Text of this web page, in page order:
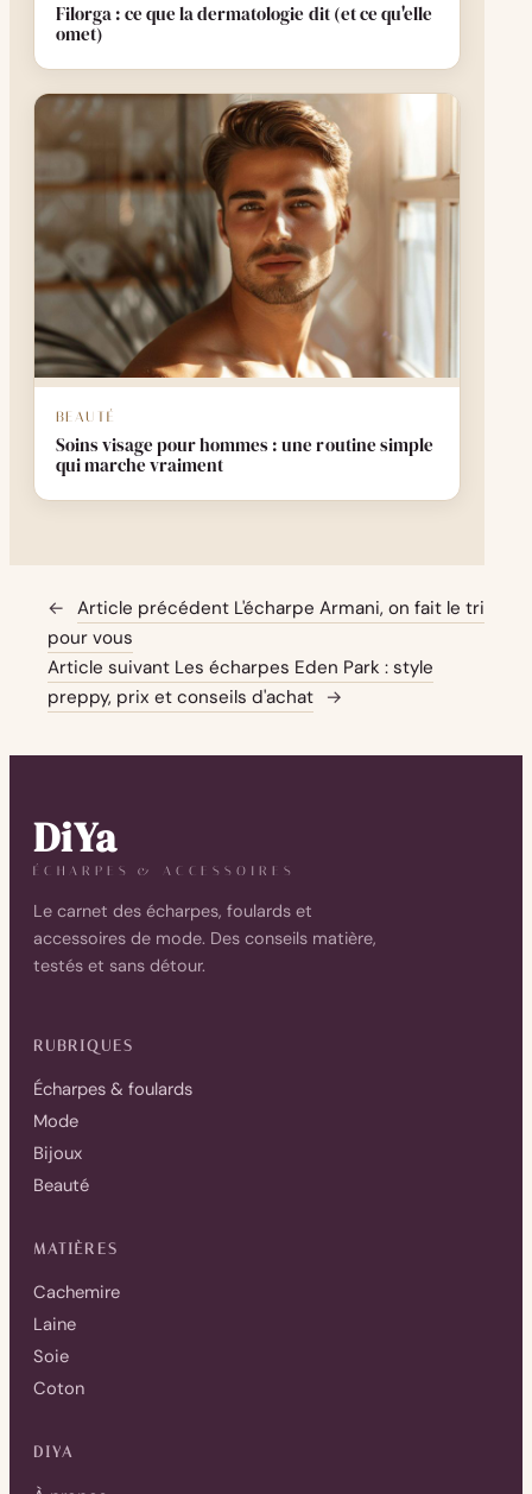
Filorga : ce que la dermatologie dit (et ce qu'elle
omet)
BEAUTÉ
Soins visage pour hommes : une routine simple
qui marche vraiment
← Article précédent L'écharpe Armani, on fait le tri
pour vous
Article suivant Les écharpes Eden Park : style
preppy, prix et conseils d'achat →
DiYa
ÉCHARPES & ACCESSOIRES
Le carnet des écharpes, foulards et
accessoires de mode. Des conseils matière,
testés et sans détour.
RUBRIQUES
Écharpes & foulards
Mode
Bijoux
Beauté
MATIÈRES
Cachemire
Laine
Soie
Coton
DIYA